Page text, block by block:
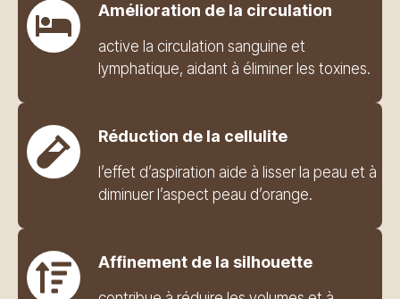
Amélioration de la circulation
active la circulation sanguine et
lymphatique, aidant à éliminer les toxines.
Réduction de la cellulite
l’effet d’aspiration aide à lisser la peau et à
diminuer l’aspect peau d’orange.
Affinement de la silhouette